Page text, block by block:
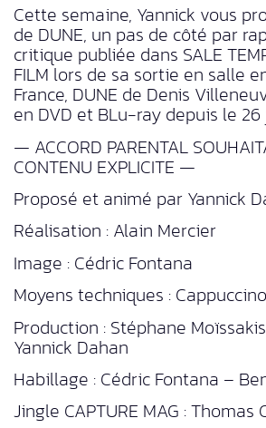
Cette semaine, Yannick vous
de DUNE, un pas de côté par
critique publiée dans SALE
FILM lors de sa sortie en salle
France, DUNE de Denis
en DVD et BLu-ray depuis le
— ACCORD PARENTAL
CONTENU EXPLICITE —
Proposé et animé par Yannick
Réalisation : Alain Mercier
Image : Cédric Fontana
Moyens techniques :
Production : Stéphane
Yannick Dahan
Habillage : Cédric Fontana –
Jingle CAPTURE MAG : Thomas